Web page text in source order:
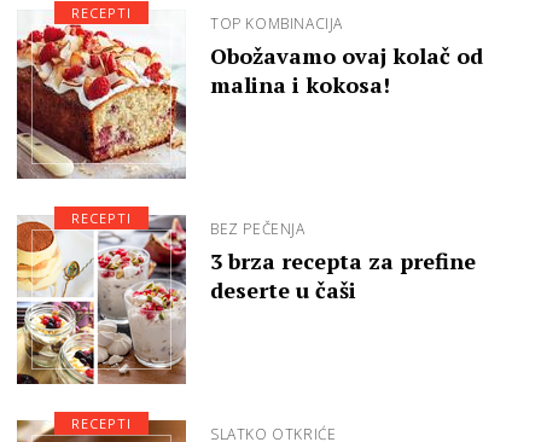
TOP KOMBINACIJA
Obožavamo ovaj kolač od
malina i kokosa!
RECEPTI
BEZ PEČENJA
3 brza recepta za prefine
deserte u čaši
RECEPTI
SLATKO OTKRIĆE
RECEPTI